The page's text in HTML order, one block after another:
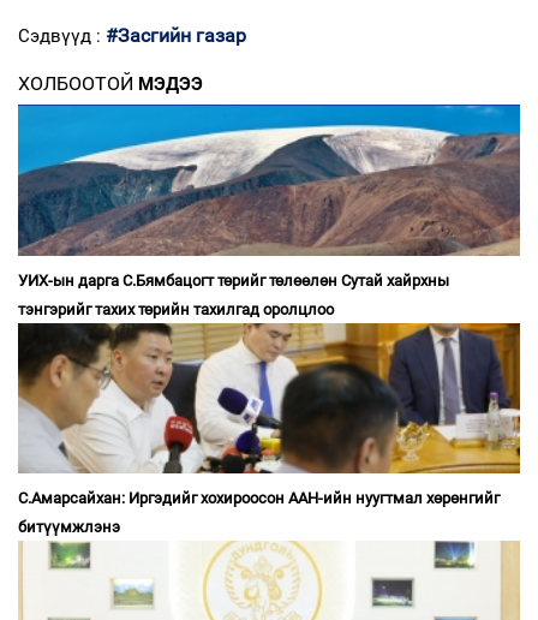
Сэдвүүд : #Засгийн газар
ХОЛБООТОЙ МЭДЭЭ
УИХ-ын дарга С.Бямбацогт төрийг төлөөлөн Сутай хайрхны
тэнгэрийг тахих төрийн тахилгад оролцлоо
С.Амарсайхан: Иргэдийг хохироосон ААН-ийн нуугтмал хөрөнгийг
битүүмжлэнэ